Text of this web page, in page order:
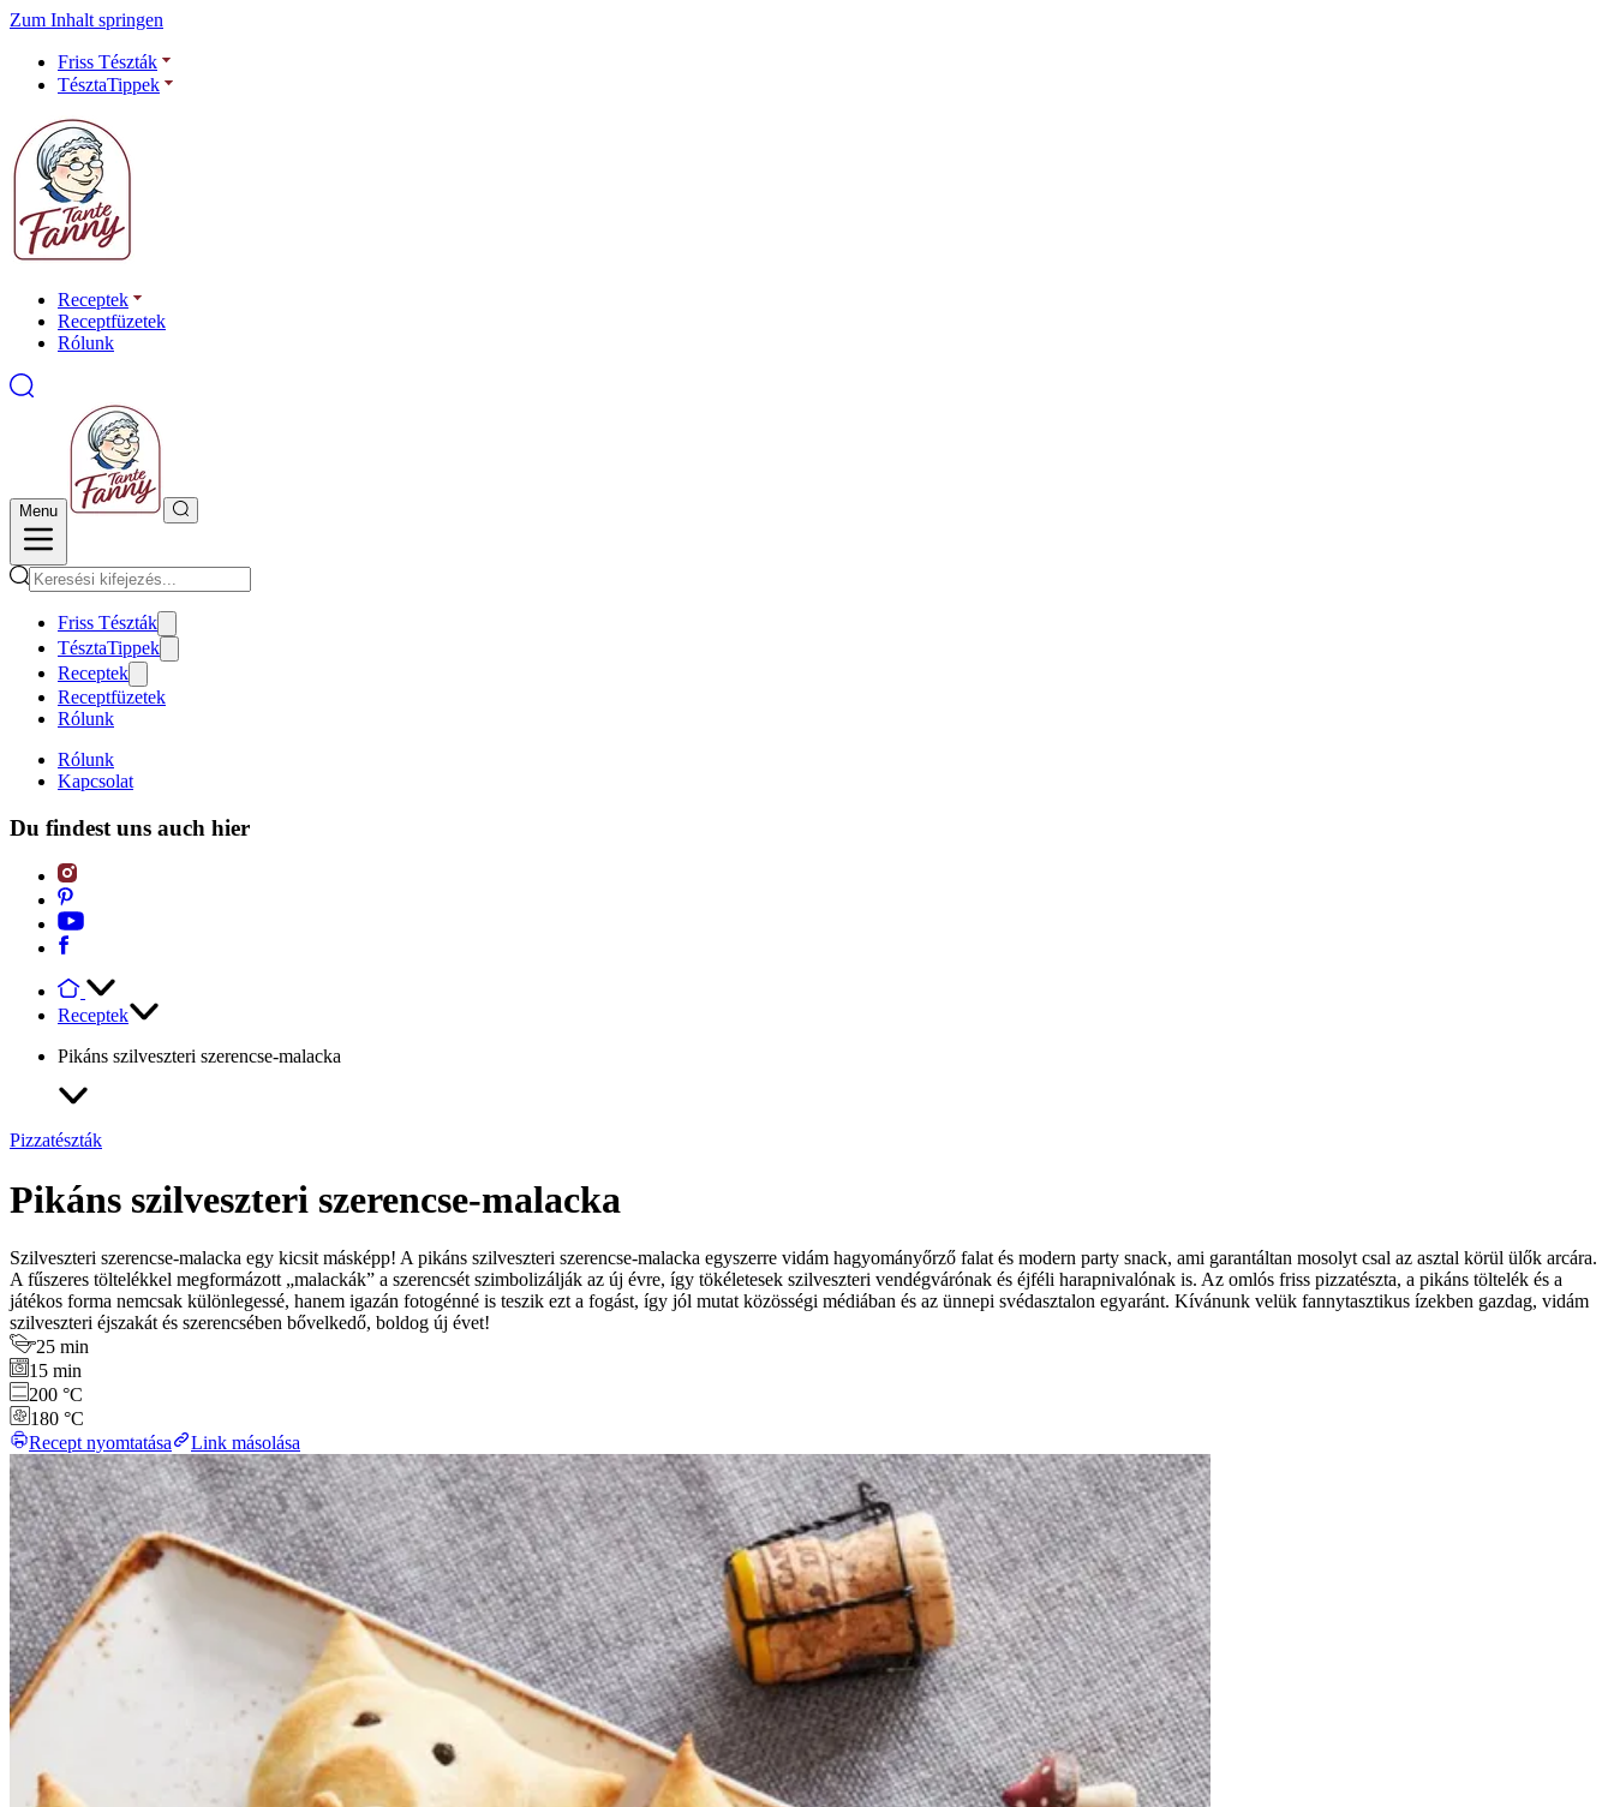
Zum Inhalt springen
Friss Tészták
TésztaTippek
Receptek
Receptfüzetek
Rólunk
Menu
Friss Tészták
TésztaTippek
Receptek
Receptfüzetek
Rólunk
Rólunk
Kapcsolat
Du findest uns auch hier
Receptek
Pikáns szilveszteri szerencse-malacka
Pizzatészták
Pikáns szilveszteri szerencse-malacka
Szilveszteri szerencse-malacka egy kicsit másképp! A pikáns szilveszteri szerencse-malacka egyszerre vidám hagyományőrző falat és modern party snack, ami garantáltan mosolyt csal az asztal körül ülők arcára.
A fűszeres töltelékkel megformázott „malackák” a szerencsét szimbolizálják az új évre, így tökéletesek szilveszteri vendégvárónak és éjféli harapnivalónak is. Az omlós friss pizzatészta, a pikáns töltelék és a
játékos forma nemcsak különlegessé, hanem igazán fotogénné is teszik ezt a fogást, így jól mutat közösségi médiában és az ünnepi svédasztalon egyaránt. Kívánunk velük fannytasztikus ízekben gazdag, vidám
szilveszteri éjszakát és szerencsében bővelkedő, boldog új évet!
25 min
15 min
200 °C
180 °C
Recept nyomtatása
Link másolása